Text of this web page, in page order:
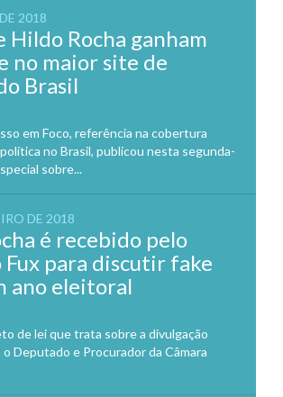
2018
Hildo Rocha ganham
no maior site de
Brasil
em Foco, referência na cobertura
no Brasil, publicou nesta segunda-
sobre...
DE 2018
é recebido pelo
para discutir fake
ano eleitoral
de lei que trata sobre a divulgação
o Deputado e Procurador da Câmara